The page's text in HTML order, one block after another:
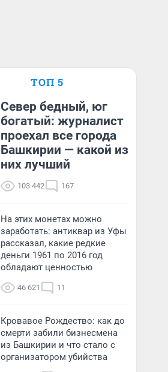
ТОП 5
Север бедный, юг
богатый: журналист
проехал все города
Башкирии — какой из
них лучший
103 442 167
На этих монетах можно
заработать: антиквар из Уфы
рассказал, какие редкие
деньги 1961 по 2016 год
обладают ценностью
46 621 11
Кровавое Рождество: как до
смерти забили бизнесмена
из Башкирии и что стало с
организатором убийства